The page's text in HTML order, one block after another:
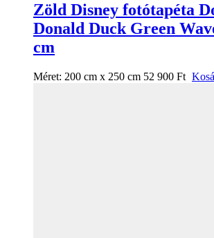
Zöld Disney fotótapéta
Donald Duck Green
cm
Méret: 200 cm x 250 cm 52 900 Ft